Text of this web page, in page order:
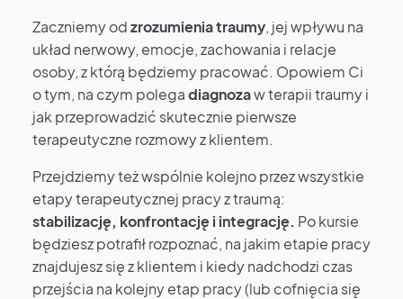
Zaczniemy odzrozumienia traumy, jej wpływu na
układ nerwowy, emocje, zachowania i relacje
osoby, z którą będziemy pracować. Opowiem Ci
o tym, na czym polegadiagnozaw terapii traumy i
jak przeprowadzić skutecznie pierwsze
terapeutyczne rozmowy z klientem.
Przejdziemy też wspólnie kolejno przez wszystkie
etapy terapeutycznej pracy z traumą:
stabilizację, konfrontację i integrację. Po kursie
będziesz potrafił rozpoznać, na jakim etapie pracy
znajdujesz się z klientem i kiedy nadchodzi czas
przejścia na kolejny etap pracy (lub cofnięcia się